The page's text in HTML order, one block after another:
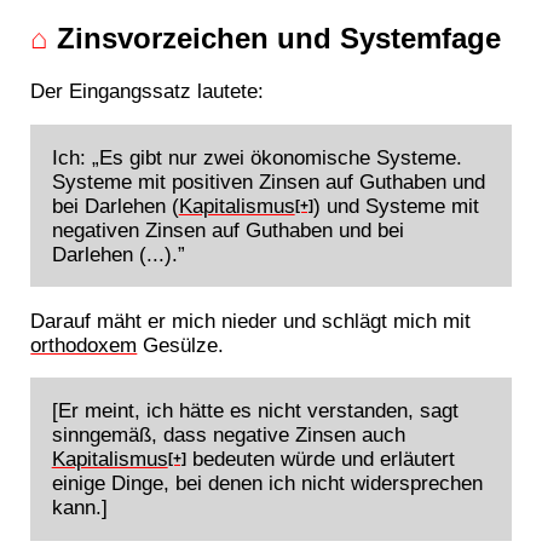
⌂ Zinsvorzeichen und Systemfage
Der Eingangssatz lautete:
Ich: „Es gibt nur zwei ökonomische Systeme.
Systeme mit positiven Zinsen auf Guthaben und
bei Darlehen (Kapitalismus[+]) und Systeme mit
negativen Zinsen auf Guthaben und bei
Darlehen (...).”
Darauf mäht er mich nieder und schlägt mich mit
orthodoxem Gesülze.
[Er meint, ich hätte es nicht verstanden, sagt
sinngemäß, dass negative Zinsen auch
Kapitalismus [+]bedeuten würde und erläutert
einige Dinge, bei denen ich nicht widersprechen
kann.]